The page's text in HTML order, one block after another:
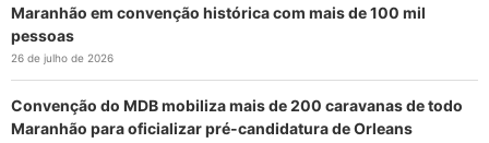
Maranhão em convenção histórica com mais de 100 mil
pessoas
26 de julho de 2026
Convenção do MDB mobiliza mais de 200 caravanas de todo
Maranhão para oficializar pré-candidatura de Orleans